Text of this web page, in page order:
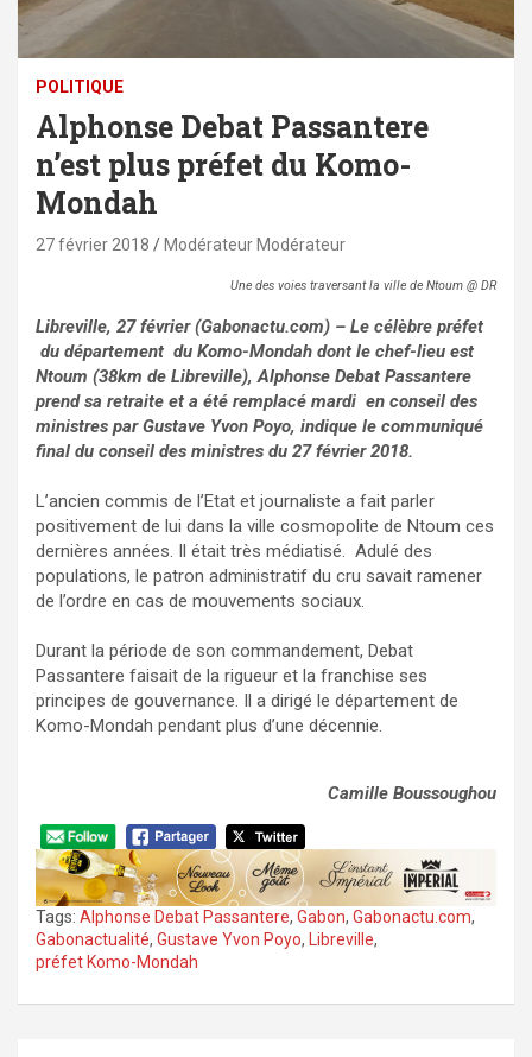
POLITIQUE
Alphonse Debat Passantere
n’est plus préfet du Komo-
Mondah
27 février 2018 Modérateur Modérateur
Une des voies traversant la ville de Ntoum @ DR
Libreville, 27 février (Gabonactu.com) – Le célèbre préfet
du département du Komo-Mondah dont le chef-lieu est
Ntoum (38km de Libreville), Alphonse Debat Passantere
prend sa retraite et a été remplacé mardi en conseil des
ministres par Gustave Yvon Poyo, indique le communiqué
final du conseil des ministres du 27 février 2018.
L’ancien commis de l’Etat et journaliste a fait parler
positivement de lui dans la ville cosmopolite de Ntoum ces
dernières années. Il était très médiatisé. Adulé des
populations, le patron administratif du cru savait ramener
de l’ordre en cas de mouvements sociaux.
Durant la période de son commandement, Debat
Passantere faisait de la rigueur et la franchise ses
principes de gouvernance. Il a dirigé le département de
Komo-Mondah pendant plus d’une décennie.
Camille Boussoughou
Tags: Alphonse Debat Passantere, Gabon, Gabonactu.com,
Gabonactualité, Gustave Yvon Poyo, Libreville,
préfet Komo-Mondah